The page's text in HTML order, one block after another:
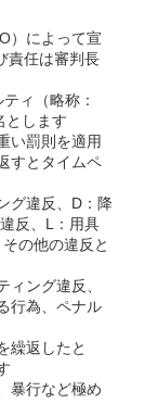
）によって宣
責任は審判長
ィ（略称：
とします
罰則を適用
すとタイムペ
違反、D：降
反、L：用具
の他の違反と
ング違反、
行為、ペナル
返したと
行など極め